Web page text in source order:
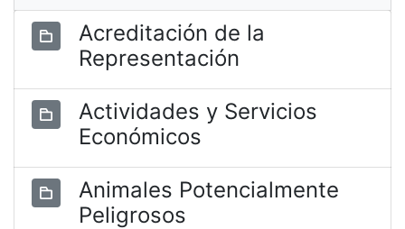
Acreditación de la
Representación
Actividades y Servicios
Económicos
Animales Potencialmente
Peligrosos